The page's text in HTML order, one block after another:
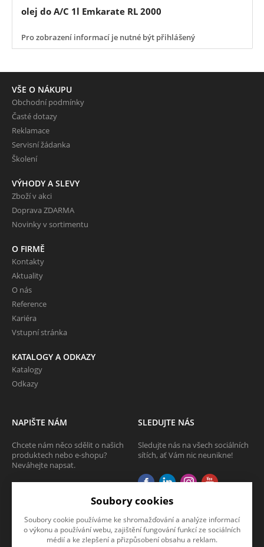
olej do A/C 1l Emkarate RL 2000
Pro zobrazení informací je nutné být přihlášený
VŠE O NÁKUPU
Obchodní podmínky
Časté dotazy
Reklamace
Servisní žádanka
Školení
VÝHODY A SLEVY
Zboží v akci
Doprava ZDARMA
Novinky v sortimentu
O FIRMĚ
Kontakty
Aktuality
O nás
Reference
Kariéra
Vstupní stránka
KATALOGY A ODKAZY
Katalogy
Odkazy
NAPIŠTE NÁM
Chcete nám něco sdělit o našich
produktech nebo e-shopu?
Neváhejte napsat.
SLEDUJTE NÁS
Sledujte nás na všech sociálních
sítích, ať Vám nic neunikne!
Soubory cookies
Soubory cookie používáme ke shromažďování a analýze informací
o výkonu a používání webu, zajištění fungování funkcí ze sociálních
médií a ke zlepšení a přizpůsobení obsahu a reklam.